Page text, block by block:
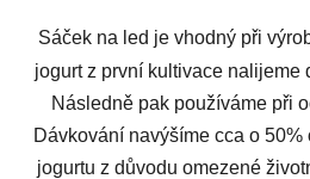
Sáček na led je vhodný při
jogurt z první kultivace nalijeme
Následně pak používáme při
Dávkování navýšíme cca o
jogurtu z důvodu omezené